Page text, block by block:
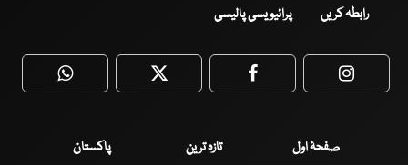
رابطہ کریں پرائیویسی پالیسی
WhatsApp Twitter Facebook
صفحۂ اول تازہ ترین
پاکستان